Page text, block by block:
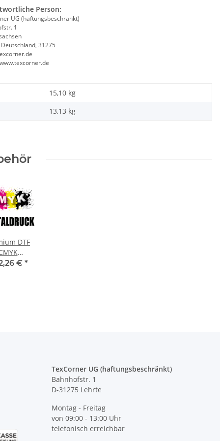
Person:
UG (haftungsbeschränkt)
1
31275
15,10 kg
13,13 kg
DTF
€ *
TexCorner UG (haftungsbeschränkt)
Bahnhofstr. 1
D-31275 Lehrte
Montag - Freitag
von 09:00 - 13:00 Uhr
telefonisch erreichbar